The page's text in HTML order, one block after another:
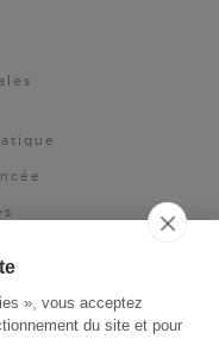
», vous acceptez
du site et pour